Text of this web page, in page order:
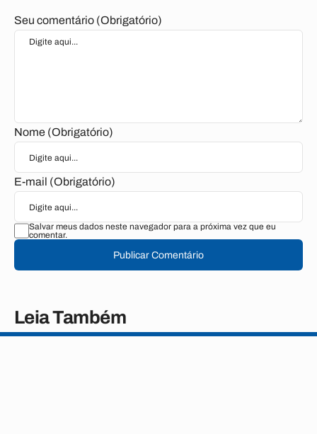
Seu comentário (Obrigatório)
Nome (Obrigatório)
E-mail (Obrigatório)
Salvar meus dados neste navegador para a próxima vez que eu
comentar.
Publicar Comentário
Leia Também